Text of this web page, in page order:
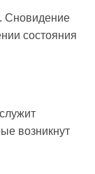
Сновидение
состояния
возникнут